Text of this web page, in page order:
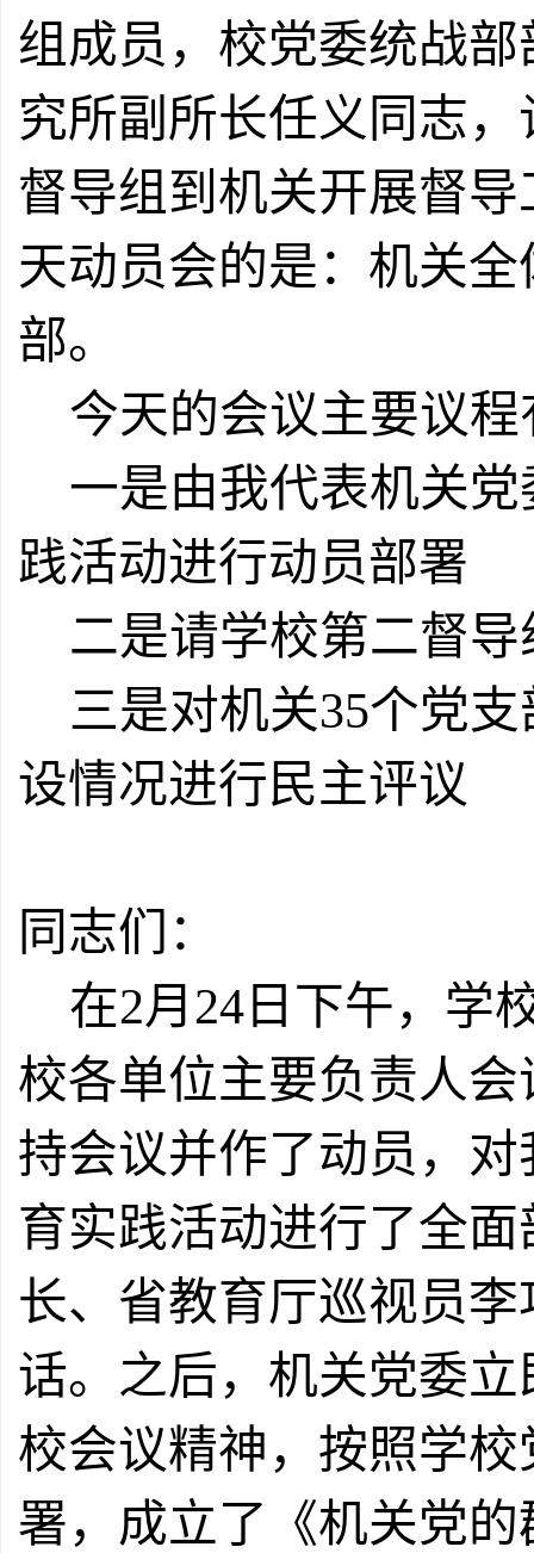
组成员，校党委统战
究所副所长任义同志
督导组到机关开展督
天动员会的是：机关
部。
今天的会议主要议
一是由我代表机关
践活动进行动员部署
二是请学校第二督
三是对机关35个党
设情况进行民主评议
同志们：
在2月 24日下午，学
校各单位主要负责人
持会议并作了动员，
育实践活动进行了全
长、省教育厅巡视员
话。之后，机关党委
校会议精神，按照学
署， 成立了《机关党